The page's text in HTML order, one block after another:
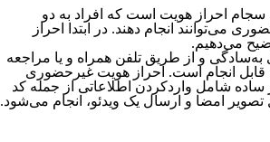
احراز هویت است که افراد به دو
می‌توانند انجام دهند. در ابتدا احراز
می‌دهیم.
و از طریق تلفن همراه و یا مراجعه
قابل انجام است. احراز هویت غیرحضوری
شامل واردکردن اطلاعاتی از جمله کد